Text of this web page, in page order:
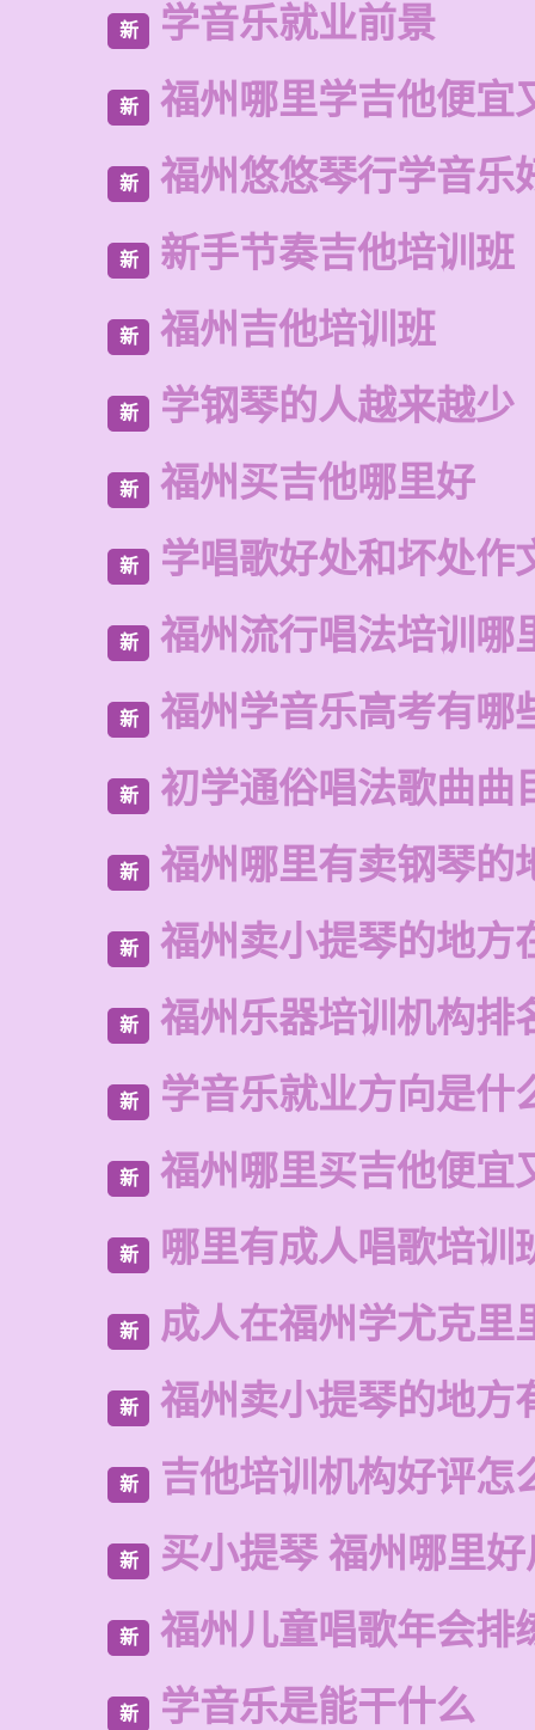
新 学音乐就业前景
新 福州哪里学吉他便宜
新 福州悠悠琴行学音乐
新 新手节奏吉他培训班
新 福州吉他培训班
新 学钢琴的人越来越少
新 福州买吉他哪里好
新 学唱歌好处和坏处作
新 福州流行唱法培训哪
新 福州学音乐高考有哪
新 初学通俗唱法歌曲曲
新 福州哪里有卖钢琴的
新 福州卖小提琴的地方
新 福州乐器培训机构排
新 学音乐就业方向是什
新 福州哪里买吉他便宜
新 哪里有成人唱歌培训
新 成人在福州学尤克里
新 福州卖小提琴的地方
新 吉他培训机构好评怎
新 买小提琴 福州哪里
新 福州儿童唱歌年会排
新 学音乐是能干什么